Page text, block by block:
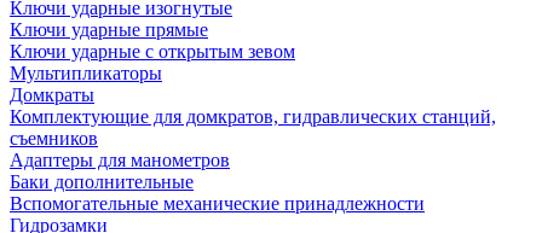
Ключи ударные изогнутые
Ключи ударные прямые
Ключи ударные с открытым зевом
Мультипликаторы
Домкраты
Комплектующие для домкратов, гидравлических станций,
съемников
Адаптеры для манометров
Баки дополнительные
Вспомогательные механические принадлежности
Гидрозамки